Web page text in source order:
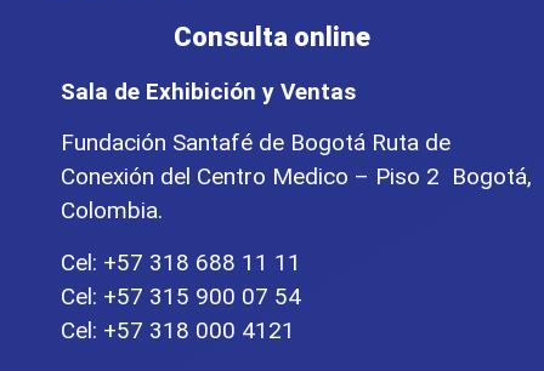
Consulta online
Sala de Exhibición y Ventas
Fundación Santafé de Bogotá Ruta de
Conexión del Centro Medico – Piso 2 Bogotá,
Colombia.
Cel: +57 318 688 11 11
Cel: +57 315 900 07 54
Cel: +57 318 000 4121